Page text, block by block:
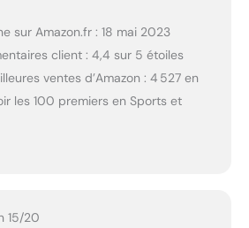
sur Amazon.fr : 18 mai 2023
client : 4,4 sur 5 étoiles
ventes d’Amazon : 4 527 en
les 100 premiers en Sports et
15/20